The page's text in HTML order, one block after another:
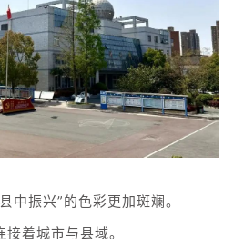
中振兴”的色彩更加斑斓。
着城市与县域。